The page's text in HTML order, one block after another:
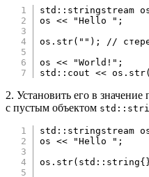
std :: stringstream
os << "Hello " ;
os . str( "" ) ;
//
os << "World!" ;
std :: cout << os . str(
2. Установить его в
с пустым объектом
std :: stringstream
os << "Hello " ;
os . str( std :: string{